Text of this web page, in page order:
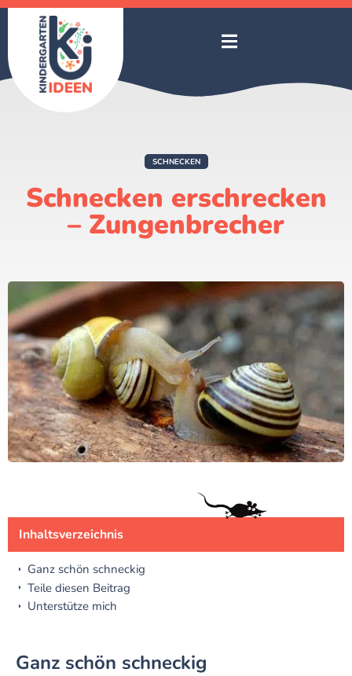
SCHNECKEN
Schnecken erschrecken
– Zungenbrecher
Inhaltsverzeichnis
Ganz schön schneckig
Teile diesen Beitrag
Unterstütze mich
Ganz schön schneckig